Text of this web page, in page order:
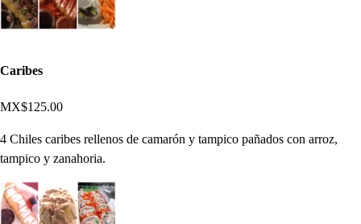
Caribes
MX$125.00
4 Chiles caribes rellenos de camarón y tampico pañados con arroz,
tampico y zanahoria.